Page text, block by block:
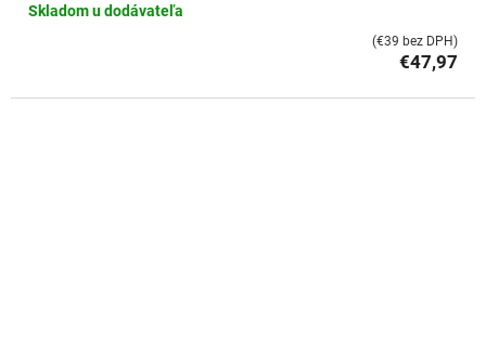
Skladom u dodávateľa
€47,97
(€39 bez DPH)